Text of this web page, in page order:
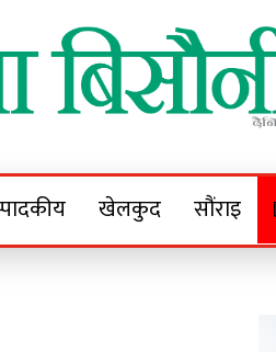
खेलकुद सौंराइ